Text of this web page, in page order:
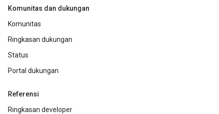
Komunitas dan dukungan
Komunitas
Ringkasan dukungan
Status
Portal dukungan
Referensi
Ringkasan developer